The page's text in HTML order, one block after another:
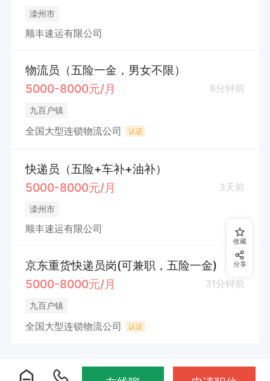
滦州市
顺丰速运有限公司
物流员（五险一金，男女不限）
5000-8000元/月
8分钟前
九百户镇
全国大型连锁物流公司 认证
快递员（五险+车补+油补）
5000-8000元/月
3天前
滦州市
顺丰速运有限公司
京东重货快递员岗(可兼职，五险一金)
5000-8000元/月
31分钟前
九百户镇
全国大型连锁物流公司 认证
收藏
分享